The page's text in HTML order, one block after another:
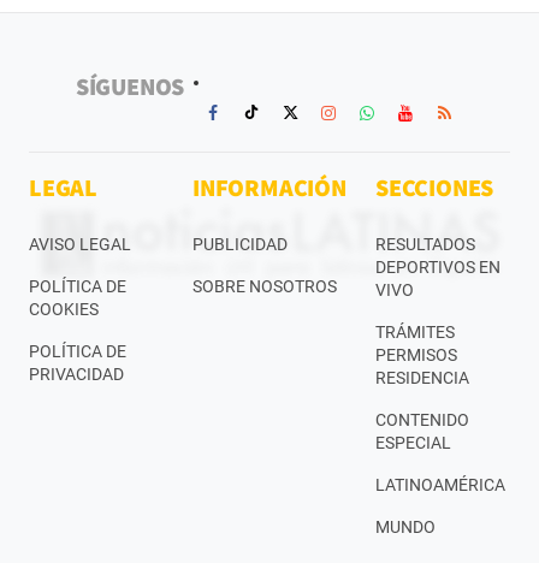
SÍGUENOS
LEGAL
AVISO LEGAL
POLÍTICA DE
COOKIES
POLÍTICA DE
PRIVACIDAD
INFORMACIÓN
PUBLICIDAD
SOBRE NOSOTROS
SECCIONES
RESULTADOS
DEPORTIVOS EN
VIVO
TRÁMITES
PERMISOS
RESIDENCIA
CONTENIDO
ESPECIAL
LATINOAMÉRICA
MUNDO